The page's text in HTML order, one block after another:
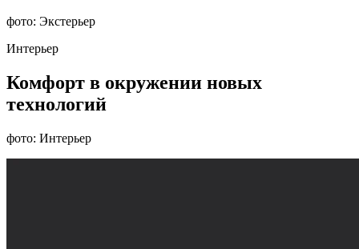
фото: Экстерьер
Интерьер
Комфорт в окружении новых
технологий
фото: Интерьер